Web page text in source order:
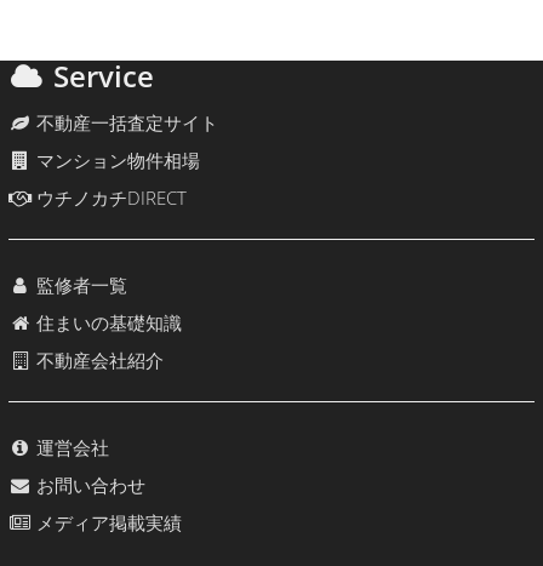
Service
不動産一括査定サイト
マンション物件相場
ウチノカチDIRECT
監修者一覧
住まいの基礎知識
不動産会社紹介
運営会社
お問い合わせ
メディア掲載実績